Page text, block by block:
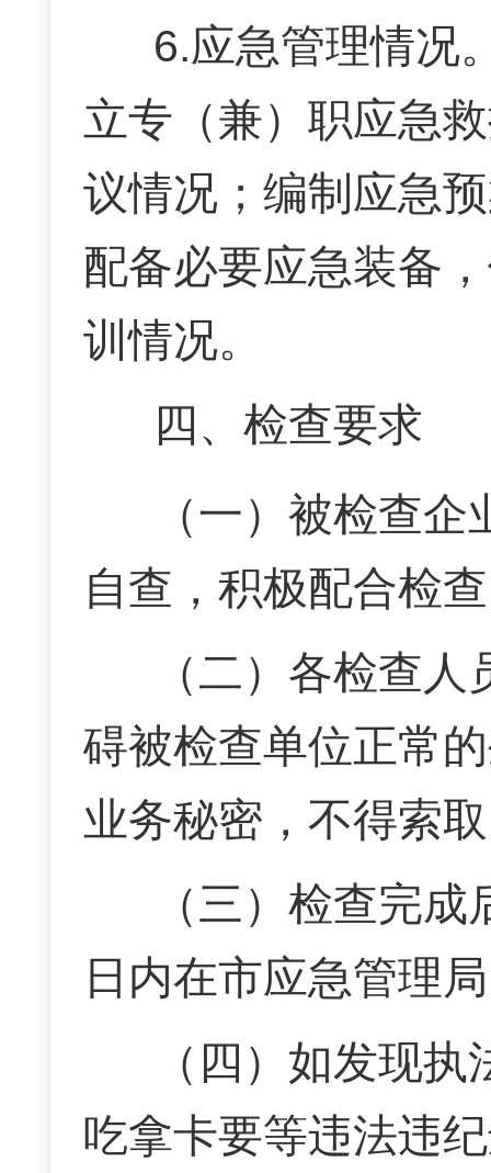
6.应急管理情况
立专（兼）职应急
议情况；编制应急
配备必要应急装备
训情况。
四、检查要求
（一）被检查
自查，积极配合检
（二）各检查人
碍被检查单位正常的
业务秘密 ， 不得索
（三）检查完
日内在市应急管理局
（四）如发现执
吃拿卡要等违法违纪